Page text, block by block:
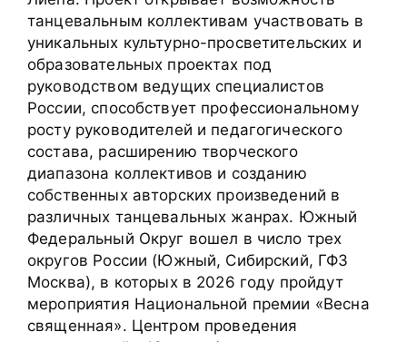
танцевальным коллективам участвовать в
уникальных культурно-просветительских и
образовательных проектах под
руководством ведущих специалистов
России, способствует профессиональному
росту руководителей и педагогического
состава, расширению творческого
диапазона коллективов и созданию
собственных авторских произведений в
различных танцевальных жанрах. Южный
Федеральный Округ вошел в число трех
округов России (Южный, Сибирский, ГФЗ
Москва), в которых в 2026 году пройдут
мероприятия Национальной премии «Весна
священная». Центром проведения